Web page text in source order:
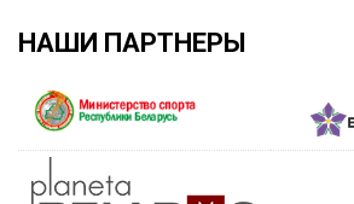
НАШИ ПАРТНЕРЫ